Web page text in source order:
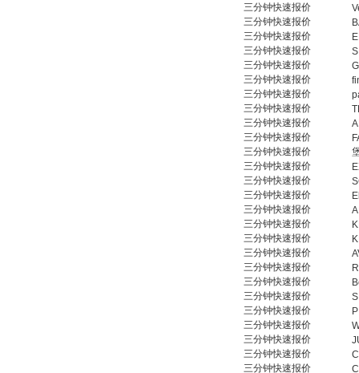
三分钟快速报价
三分钟快速报价
三分钟快速报价
三分钟快速报价
三分钟快速报价
三分钟快速报价
三分钟快速报价
三分钟快速报价
三分钟快速报价
三分钟快速报价
三分钟快速报价
三分钟快速报价
三分钟快速报价
三分钟快速报价
三分钟快速报价
三分钟快速报价
三分钟快速报价
三分钟快速报价
三分钟快速报价
三分钟快速报价
三分钟快速报价
三分钟快速报价
三分钟快速报价
三分钟快速报价
三分钟快速报价
三分钟快速报价